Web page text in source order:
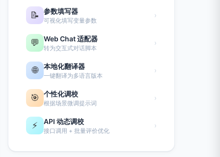
📝 参数填写器
可视化填写变量参数
›
💬 Web Chat 适配器
转为交互式对话脚本
›
🌐 本地化翻译器
一键翻译为多语言版本
›
🎯 个性化调校
根据场景微调提示词
›
⚡ API 动态调校
接口调用 + 批量评价优化
›